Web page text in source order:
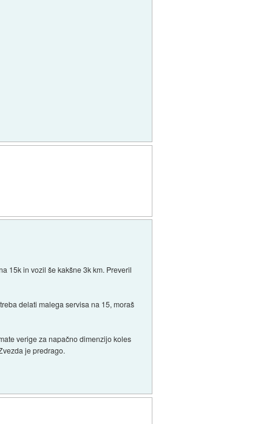
15k in vozil še kakšne 3k km. Preveril
delati malega servisa na 15, moraš
verige za napačno dimenzijo koles
je predrago.